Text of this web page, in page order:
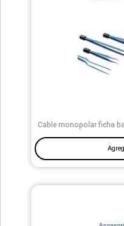
Cable monopolar ficha